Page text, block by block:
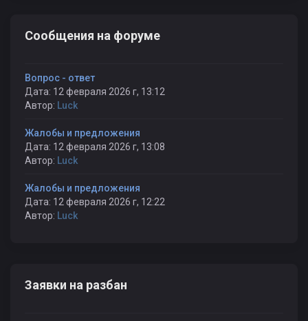
Сообщения на форуме
Вопрос - ответ
Дата: 12 февраля 2026 г, 13:12
Автор: Luck
Жалобы и предложения
Дата: 12 февраля 2026 г, 13:08
Автор: Luck
Жалобы и предложения
Дата: 12 февраля 2026 г, 12:22
Автор: Luck
Заявки на разбан